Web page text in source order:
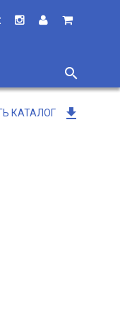
search
close
КАТАЛОГ get_app